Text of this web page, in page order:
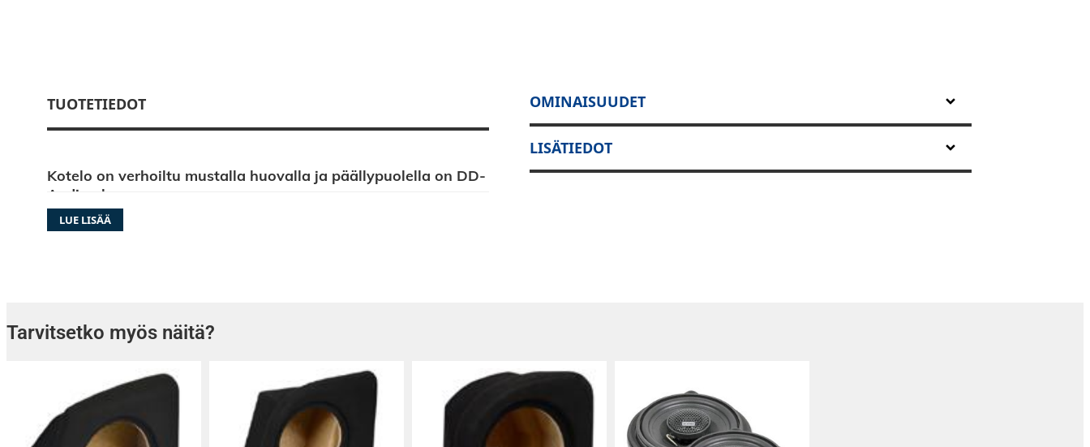
TUOTETIEDOT
Kotelo on verhoiltu mustalla huovalla ja päällypuolella on DD-
Audion logo
kestävästä 19mm MDF-levystä ( etulevy on tehty 19mm
Kotelon mitat L x K x S 610 x 380 x 390m
LUE LISÄÄ
OMINAISUUDET
LISÄTIEDOT
Tarvitsetko myös näitä?